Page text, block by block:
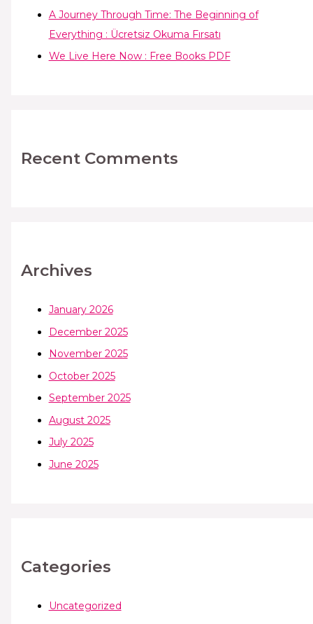
A Journey Through Time: The Beginning of
Everything : Ücretsiz Okuma Fırsatı
We Live Here Now : Free Books PDF
Recent Comments
Archives
January 2026
December 2025
November 2025
October 2025
September 2025
August 2025
July 2025
June 2025
Categories
Uncategorized